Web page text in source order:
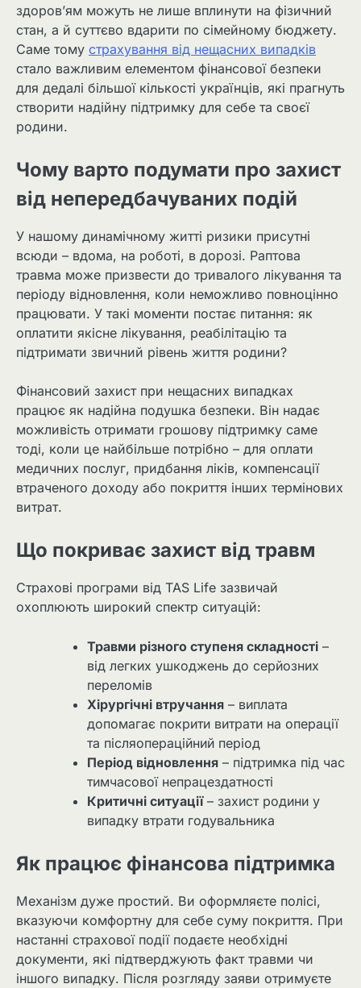
здоров’ям можуть не лише вплинути на фізичний
стан, а й суттєво вдарити по сімейному бюджету.
Саме тому страхування від нещасних випадків
стало важливим елементом фінансової безпеки
для дедалі більшої кількості українців, які прагнуть
створити надійну підтримку для себе та своєї
родини.
Чому варто подумати про захист
від непередбачуваних подій
У нашому динамічному житті ризики присутні
всюди – вдома, на роботі, в дорозі. Раптова
травма може призвести до тривалого лікування та
періоду відновлення, коли неможливо повноцінно
працювати. У такі моменти постає питання: як
оплатити якісне лікування, реабілітацію та
підтримати звичний рівень життя родини?
Фінансовий захист при нещасних випадках
працює як надійна подушка безпеки. Він надає
можливість отримати грошову підтримку саме
тоді, коли це найбільше потрібно – для оплати
медичних послуг, придбання ліків, компенсації
втраченого доходу або покриття інших термінових
витрат.
Що покриває захист від травм
Страхові програми від TAS Life зазвичай
охоплюють широкий спектр ситуацій:
Травми різного ступеня складності –
від легких ушкоджень до серйозних
переломів
Хірургічні втручання – виплата
допомагає покрити витрати на операції
та післяопераційний період
Період відновлення – підтримка під час
тимчасової непрацездатності
Критичні ситуації– захист родини у
випадку втрати годувальника
Як працює фінансова підтримка
Механізм дуже простий. Ви оформляєте полісі,
вказуючи комфортну для себе суму покриття. При
настанні страхової події подаєте необхідні
документи, які підтверджують факт травми чи
іншого випадку. Після розгляду заяви отримуєте